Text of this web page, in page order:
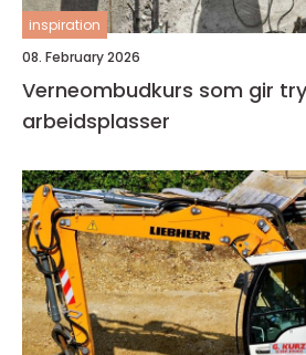
inspiration
08. February 2026
Verneombudkurs som gir
arbeidsplasser